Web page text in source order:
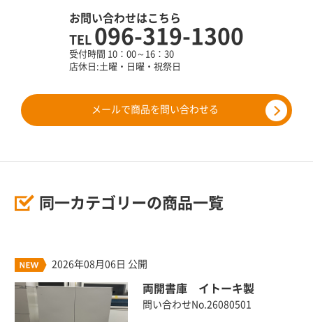
お問い合わせはこちら
TEL 096-319-1300
受付時間 10：00～16：30
店休日:土曜・日曜・祝祭日
メールで商品を問い合わせる
同一カテゴリーの商品一覧
2026年08月06日 公開
両開書庫 イトーキ製
問い合わせNo.26080501